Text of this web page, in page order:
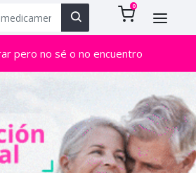
0
pero no sé o no encuentro